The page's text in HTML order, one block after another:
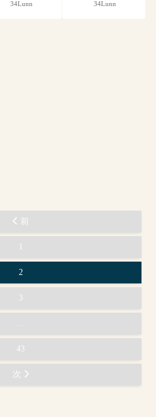
34Lunn 34Lunn
前
2
3
43
次